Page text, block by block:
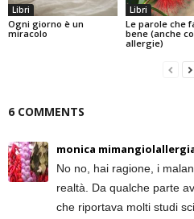
Libri
Ogni giorno è un
miracolo
Libri
Le parole che
bene (anche
allergie)
6 COMMENTS
monica
No no, hai ragione, i
realtà. Da qualche parte
che riportava molti studi